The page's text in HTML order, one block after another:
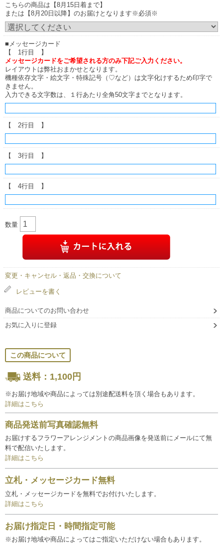
こちらの商品は【8月15日着まで】
または【8月20日以降】のお届けとなります※必須※
■メッセージカード
【 1行目 】
メッセージカードをご希望される方のみ下記ご入力ください。
レイアウトは弊社おまかせとなります。
機種依存文字・絵文字・特殊記号（♡など）は文字化けするため印字で
きません。
入力できる文字数は、１行あたり全角50文字までとなります。
【 2行目 】
【 3行目 】
【 4行目 】
数量
変更・キャンセル・返品・交換について
レビューを書く
商品についてのお問い合わせ
お気に入りに登録
この商品について
送料：1,100円
※お届け地域や商品によっては別途配送料を頂く場合もあります。
詳細はこちら
商品発送前写真確認無料
お届けするフラワーアレンジメントの商品画像を発送前にメールにて無
料で配信いたします。
詳細はこちら
立札・メッセージカード無料
立札・メッセージカードを無料でお付けいたします。
詳細はこちら
お届け指定日・時間指定可能
※お届け地域や商品によってはご指定いただけない場合もあります。